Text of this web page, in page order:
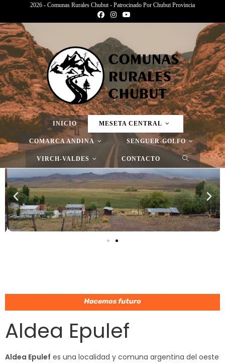
2026 - Comunas Rurales Chubut - Patrocinado Por Chubut Provincia
INICIO MESETA CENTRAL
COMARCA ANDINA SENGUER-GOLFO
VIRCH-VALDES CONTACTO
> Aldea Epulef
Aldea Epulef
Aldea Epulef es una localidad y comuna argentina del oeste